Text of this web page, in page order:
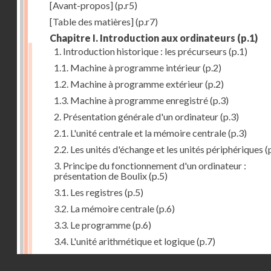
[Avant-propos](p.r5)
[Table des matières](p.r7)
Chapitre I. Introduction aux ordinateurs (p.1)
1. Introduction historique : les précurseurs (p.1)
1.1. Machine à programme intérieur(p.2)
1.2. Machine à programme extérieur(p.2)
1.3. Machine à programme enregistré(p.3)
2. Présentation générale d'un ordinateur(p.3)
2.1. L'unité centrale et la mémoire centrale(p.3)
2.2. Les unités d'échange et les unités périphériques
3. Principe du fonctionnement d'un ordinateur :
présentation de Boulix(p.5)
3.1. Les registres (p.5)
3.2. La mémoire centrale(p.6)
3.3. Le programme(p.6)
3.4. L'unité arithmétique et logique(p.7)
3.5. L'unité de contrôle(p.8)